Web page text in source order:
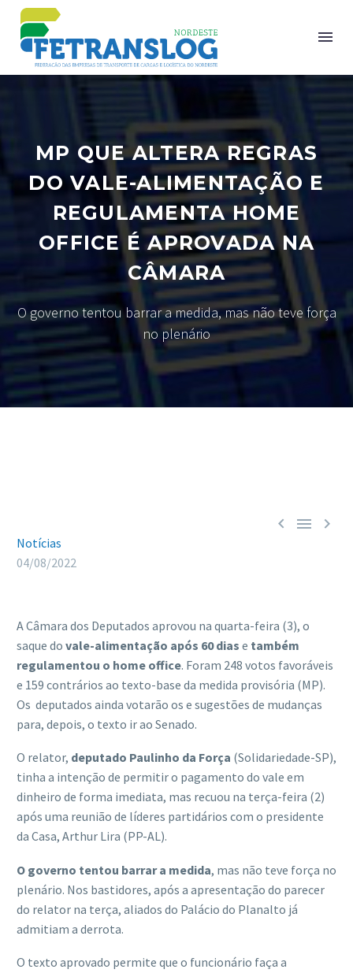
MP QUE ALTERA REGRAS
DO VALE-ALIMENTAÇÃO E
REGULAMENTA HOME
OFFICE É APROVADA NA
CÂMARA
O governo tentou barrar a medida, mas não teve força
no plenário
  
Notícias
04/08/2022
A Câmara dos Deputados aprovou na quarta-feira (3), o
saque do vale-alimentação após 60 dias e também
regulamentou o home office. Foram 248 votos favoráveis
e 159 contrários ao texto-base da medida provisória (MP).
Os deputados ainda votarão os e sugestões de mudanças
para, depois, o texto ir ao Senado.
O relator, deputado Paulinho da Força (Solidariedade-SP),
tinha a intenção de permitir o pagamento do vale em
dinheiro de forma imediata, mas recuou na terça-feira (2)
após uma reunião de líderes partidários com o presidente
da Casa, Arthur Lira (PP-AL).
O governo tentou barrar a medida, mas não teve força no
plenário. Nos bastidores, após a apresentação do parecer
do relator na terça, aliados do Palácio do Planalto já
admitiam a derrota.
O texto aprovado permite que o funcionário faça a